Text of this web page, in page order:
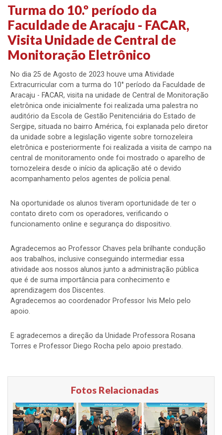
Turma do 10.º período da
Faculdade de Aracaju - FACAR,
Visita Unidade de Central de
Monitoração Eletrônico
No dia 25 de Agosto de 2023 houve uma Atividade
Extracurricular com a turma do 10° período da Faculdade de
Aracaju - FACAR, visita na unidade de Central de Monitoração
eletrônica onde inicialmente foi realizada uma palestra no
auditório da Escola de Gestão Penitenciária do Estado de
Sergipe, situada no bairro América, foi explanada pelo diretor
da unidade sobre a legislação vigente sobre tornozeleira
eletrônica e posteriormente foi realizada a visita de campo na
central de monitoramento onde foi mostrado o aparelho de
tornozeleira desde o início da aplicação até o devido
acompanhamento pelos agentes de polícia penal.
Na oportunidade os alunos tiveram oportunidade de ter o
contato direto com os operadores, verificando o
funcionamento online e segurança do dispositivo.
Agradecemos ao Professor Chaves pela brilhante condução
aos trabalhos, inclusive conseguindo intermediar essa
atividade aos nossos alunos junto a administração pública
que é de suma importância para conhecimento e
aprendizagem dos Discentes.
Agradecemos ao coordenador Professor Ivis Melo pelo
apoio.
E agradecemos a direção da Unidade Professora Rosana
Torres e Professor Diego Rocha pelo apoio prestado.
Fotos Relacionadas